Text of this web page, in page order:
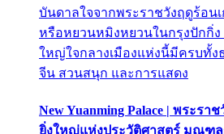
บันดาลใจจากพระราชวังฤดูร้อนเก่
หรือหยวนหมิงหยวนในกรุงปักกิ่
ใหญ่ใจกลางเมืองแห่งนี้มีครบทั้ง
จีน สวนสนุก และการแสดง
New Yuanming Palace | พระร
ยิ่งใหญ่แห่งประวัติศาสตร์ มณฑล